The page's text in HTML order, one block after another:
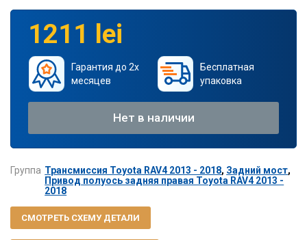
1211 lei
Гарантия до 2х
месяцев
Бесплатная
упаковка
Нет в наличии
Группа Трансмиссия Toyota RAV4 2013 - 2018, Задний мост,
Привод полуось задняя правая Toyota RAV4 2013 -
2018
СМОТРЕТЬ СХЕМУ ДЕТАЛИ